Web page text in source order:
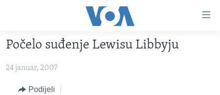
glavni
PređiVIDEO
FOTOGRAFIJE DANA
Počelo suđenje Lewisu Libbyju
24 januar, 2007
Podijeli